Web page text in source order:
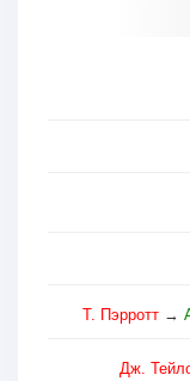
Т. Пэрротт →
Дж.